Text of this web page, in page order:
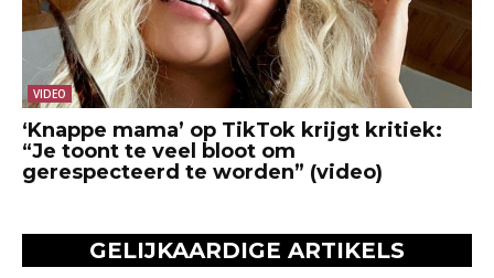
VIDEO
‘Knappe mama’ op TikTok krijgt kritiek:
“Je toont te veel bloot om
gerespecteerd te worden” (video)
GELIJKAARDIGE ARTIKELS